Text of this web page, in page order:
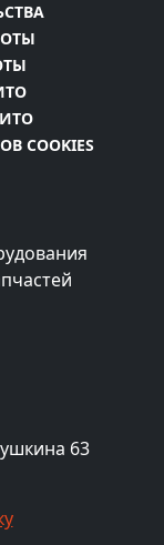
COOKIES
63